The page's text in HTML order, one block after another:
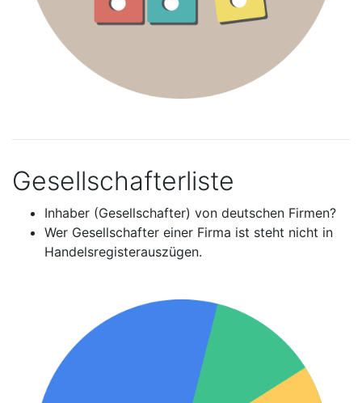
Gesellschafterliste
Inhaber (Gesellschafter) von deutschen Firmen?
Wer Gesellschafter einer Firma ist steht nicht in
Handelsregisterauszügen.